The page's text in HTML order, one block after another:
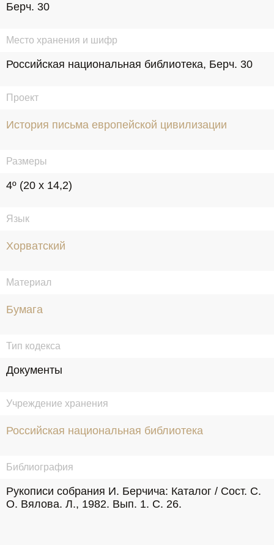
Берч. 30
Место хранения и шифр
Российская национальная библиотека, Берч. 30
Проект
История письма европейской цивилизации
Размеры
4º (20 х 14,2)
Язык
Хорватский
Материал
Бумага
Тип кодекса
Документы
Учреждение хранения
Российская национальная библиотека
Библиография
Рукописи собрания И. Берчича: Каталог / Сост. C.
О. Вялова. Л., 1982. Вып. 1. С. 26.